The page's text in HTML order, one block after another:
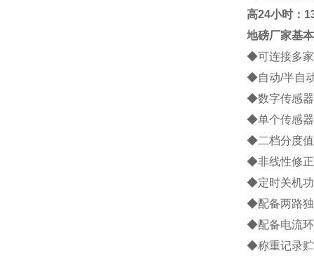
高24小时：
地磅厂家基
◆可连接多
◆自动/半自
◆数字传感
◆单个传感
◆二档分度
◆非线性修
◆定时关机
◆配备两路
◆配备电流
◆称重记录